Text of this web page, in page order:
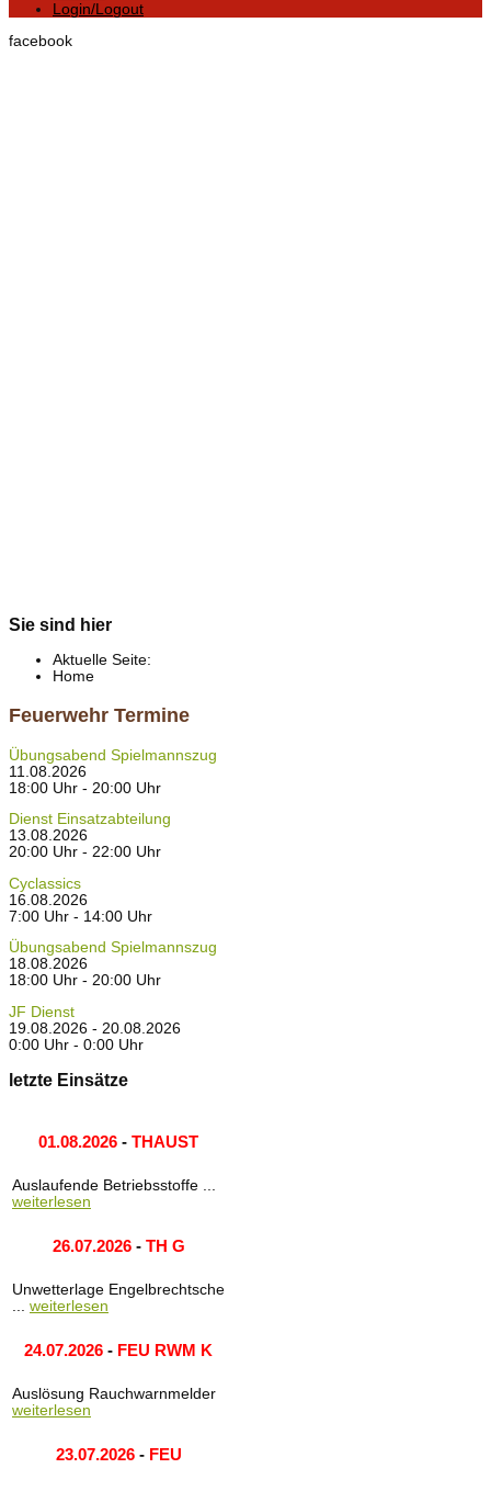
Login/Logout
facebook
Sie sind hier
Aktuelle Seite:
Home
Feuerwehr Termine
Übungsabend Spielmannszug
11.08.2026
18:00 Uhr - 20:00 Uhr
Dienst Einsatzabteilung
13.08.2026
20:00 Uhr - 22:00 Uhr
Cyclassics
16.08.2026
7:00 Uhr - 14:00 Uhr
Übungsabend Spielmannszug
18.08.2026
18:00 Uhr - 20:00 Uhr
JF Dienst
19.08.2026 - 20.08.2026
0:00 Uhr - 0:00 Uhr
letzte Einsätze
01.08.2026 - THAUST
Auslaufende Betriebsstoffe ...
weiterlesen
26.07.2026- TH G
Unwetterlage Engelbrechtsche
... weiterlesen
24.07.2026 - FEU RWM K
Auslösung Rauchwarnmelder
weiterlesen
23.07.2026- FEU